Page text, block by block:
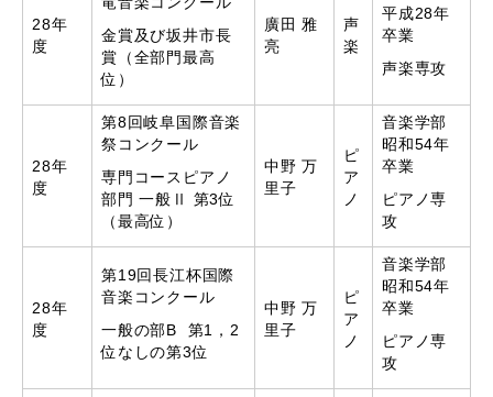
28年
度
金賞及び坂井市長
賞（全部門最高
位）
廣田 雅
亮
声
楽
平成28年
卒業
声楽専攻
28年
度
第8回岐阜国際音楽
祭コンクール
専門コースピアノ
部門 一般Ⅱ 第3位
（最高位）
中野 万
里子
ピ
ア
ノ
音楽学部
昭和54年
卒業
ピアノ専
攻
28年
度
第19回長江杯国際
音楽コンクール
一般の部B 第1，2
位なしの第3位
中野 万
里子
ピ
ア
ノ
音楽学部
昭和54年
卒業
ピアノ専
攻